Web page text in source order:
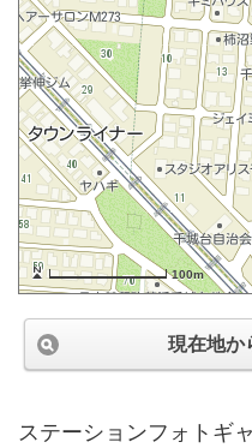
100m
現在地か
ステーションフォトギ